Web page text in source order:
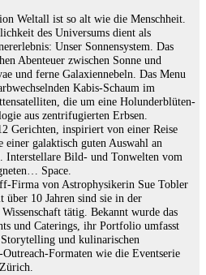
Weltall ist so alt wie die Menschheit.
des Universums dient als
Unser Sonnensystem. Das
Abenteuer zwischen Sonne und
und ferne Galaxiennebeln. Das Menu
Kabis-Schaum im
die um eine Holunderblüten-
aus zentrifugierten Erbsen.
Gerichten, inspiriert von einer Reise
einer galaktisch guten Auswahl an
Interstellare Bild- und Tonwelten vom
Space.
Firma von Astrophysikerin Sue Tobler
10 Jahren sind sie in der
tätig. Bekannt wurde das
und Caterings, ihr Portfolio umfasst
und kulinarischen
Formaten wie die Eventserie